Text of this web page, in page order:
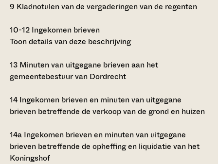
9 Kladnotulen van de vergaderingen van de regenten
10-12 Ingekomen brieven
Toon details van deze beschrijving
13 Minuten van uitgegane brieven aan het
gemeentebestuur van Dordrecht
14 Ingekomen brieven en minuten van uitgegane
brieven betreffende de verkoop van de grond en huizen
14a Ingekomen brieven en minuten van uitgegane
brieven betreffende de opheffing en liquidatie van het
Koningshof